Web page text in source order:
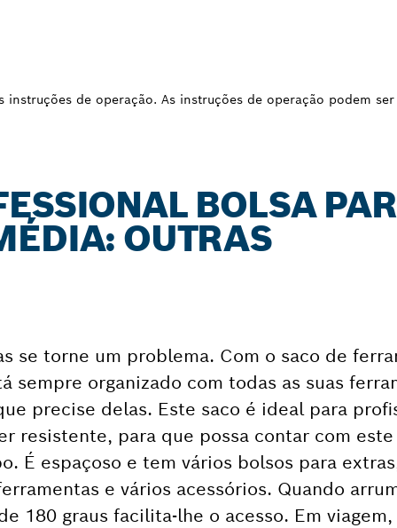
instruções de operação. As instruções de operação podem
BOLSA
OUTRAS
se torne um problema. Com o saco de
sempre organizado com todas as suas
precise delas. Este saco é ideal para
resistente, para que possa contar com
É espaçoso e tem vários bolsos para
e vários acessórios. Quando
180 graus facilita-lhe o acesso. Em